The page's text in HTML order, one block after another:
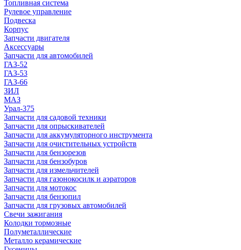
Топливная система
Рулевое управление
Подвеска
Корпус
Запчасти двигателя
Аксессуары
Запчасти для автомобилей
ГАЗ-52
ГАЗ-53
ГАЗ-66
ЗИЛ
МАЗ
Урал-375
Запчасти для садовой техники
Запчасти для опрыскивателей
Запчасти для аккумуляторного инструмента
Запчасти для очистительных устройств
Запчасти для бензорезов
Запчасти для бензобуров
Запчасти для измельчителей
Запчасти для газонокосилк и аэраторов
Запчасти для мотокос
Запчасти для бензопил
Запчасти для грузовых автомобилей
Свечи зажигания
Колодки тормозные
Полуметаллические
Металло керамические